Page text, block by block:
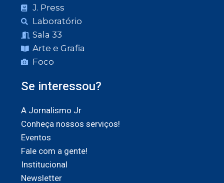
J. Press
Laboratório
Sala 33
Arte e Grafia
Foco
Se interessou?
A Jornalismo Jr
Conheça nossos serviços!
Eventos
Fale com a gente!
Institucional
Newsletter